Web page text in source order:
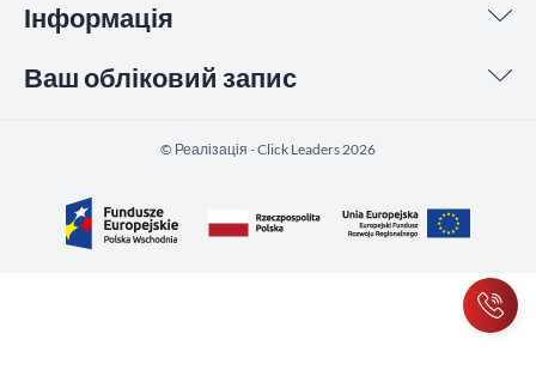
Інформація
Ваш обліковий запис
©️ Реалізація - Click Leaders 2026